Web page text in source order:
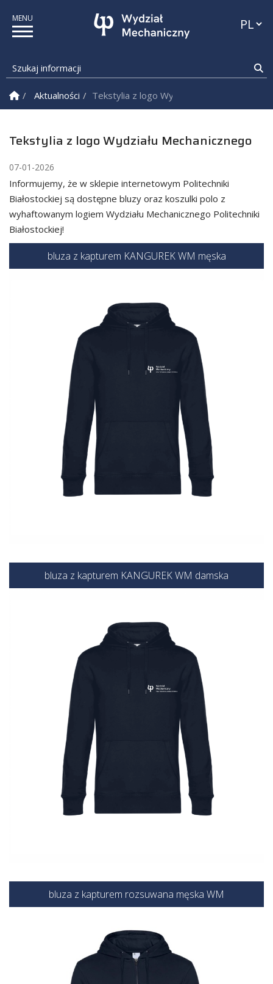
Szukaj informacji
Strona Główna
Aktualności Tekstylia z logo Wydziału Mechanicznego
Tekstylia z logo Wydziału Mechanicznego
07-01-2026
Informujemy, że w sklepie internetowym Politechniki
Białostockiej są dostępne bluzy oraz koszulki polo z
wyhaftowanym logiem Wydziału Mechanicznego Politechniki
Białostockiej!
bluza z kapturem KANGUREK WM męska
bluza z kapturem KANGUREK WM damska
bluza z kapturem rozsuwana męska WM